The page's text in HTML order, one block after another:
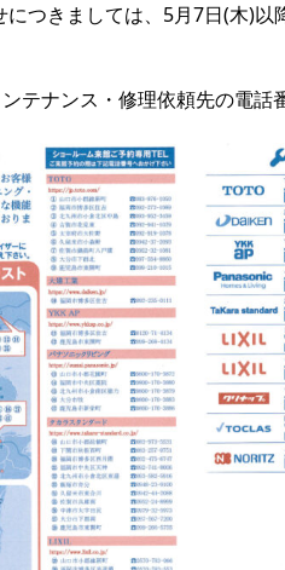
つきましては、5月7日(木)以
テナンス・修理依頼先の電話